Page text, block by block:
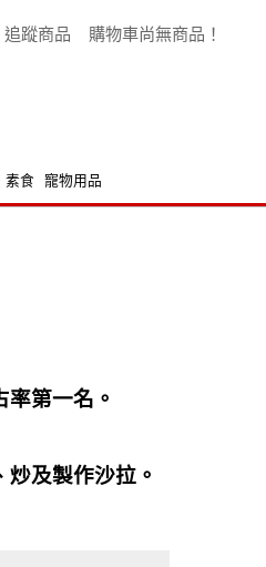
追蹤商品 購物車尚無商品！
素食 寵物用品
第一名。
及製作沙拉。